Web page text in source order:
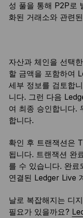
성 풀을 통해 P2P로
화된 거래소와 관련
자산과 체인을 선택
할 금액을 포함하여
세부 정보를 검토합
니다. 그런 다음
여 최종 승인합니다.
합니다.
확인 후 트랜잭션은
됩니다. 트랜잭션 완
를 수 있습니다. 완
연결된 Ledger Live
날로 복잡해지는 디
필요가 있을까요?